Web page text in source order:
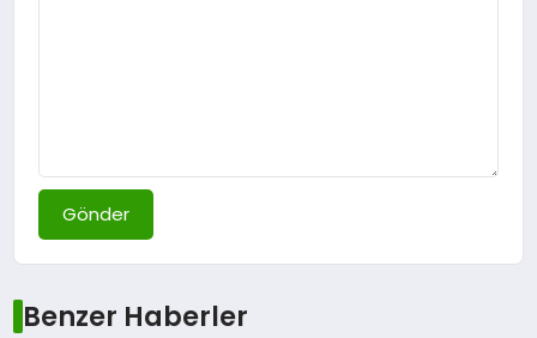
Gönder
Benzer Haberler